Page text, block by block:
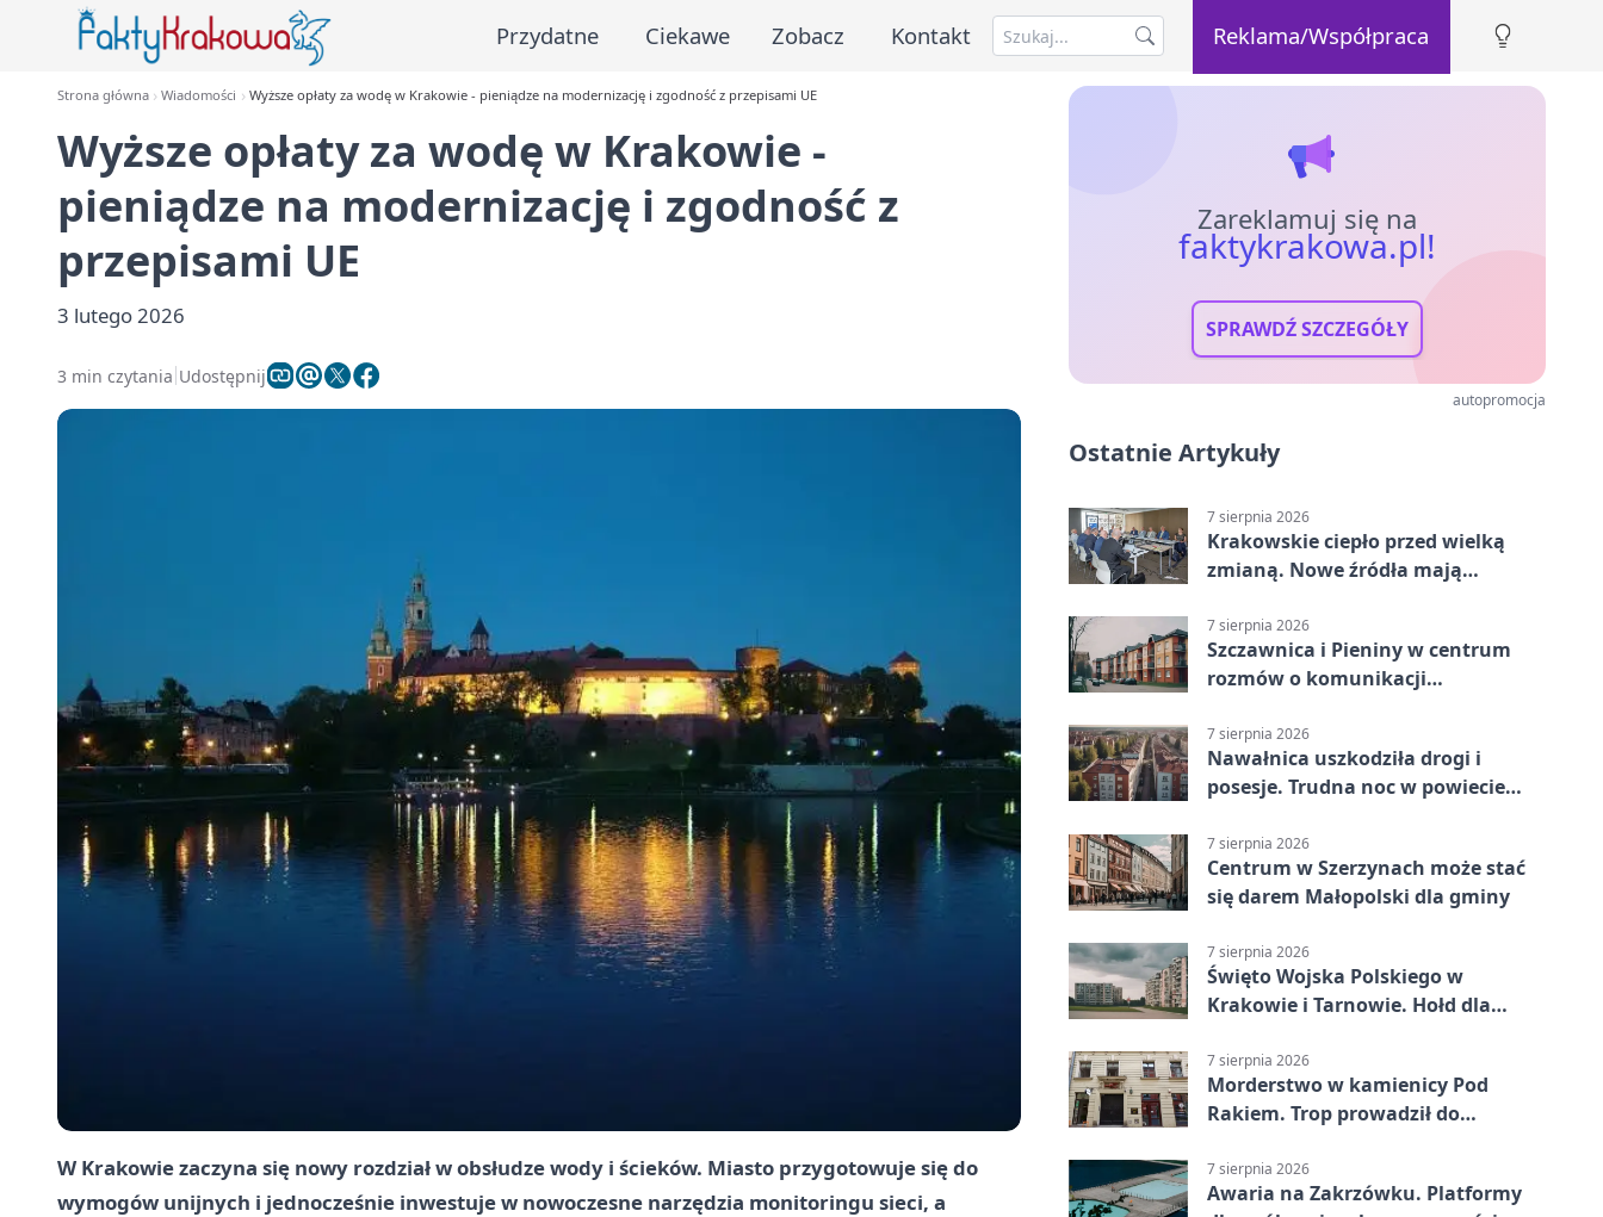
Przydatne Ciekawe Zobacz Kontakt Reklama/Współpraca
Strona główna Wiadomości Wyższe opłaty za wodę w Krakowie - pieniądze na modernizację i zgodność z przepisami UE
Wyższe opłaty za wodę w Krakowie -
pieniądze na modernizację i zgodność z
przepisami UE
3 lutego 2026
3 min czytania Udostępnij
W Krakowie zaczyna się nowy rozdział w obsłudze wody i ścieków. Miasto przygotowuje się do
wymogów unijnych i jednocześnie inwestuje w nowoczesne narzędzia monitoringu sieci, a
Zareklamuj się na
faktykrakowa.pl!
SPRAWDŹ SZCZEGÓŁY
autopromocja
Ostatnie Artykuły
7 sierpnia 2026
Krakowskie ciepło przed wielką
zmianą. Nowe źródła mają
7 sierpnia 2026
Szczawnica i Pieniny w centrum
rozmów o komunikacji
7 sierpnia 2026
Nawałnica uszkodziła drogi i
posesje. Trudna noc w powiecie
7 sierpnia 2026
Centrum w Szerzynach może stać
się darem Małopolski dla gminy
7 sierpnia 2026
Święto Wojska Polskiego w
Krakowie i Tarnowie. Hołd dla
7 sierpnia 2026
Morderstwo w kamienicy Pod
Rakiem. Trop prowadził do
7 sierpnia 2026
Awaria na Zakrzówku. Platformy